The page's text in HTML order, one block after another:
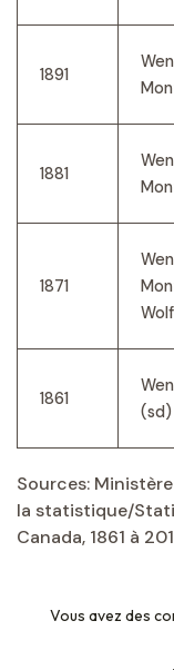
1891
1881
1871
1861
(sd)
Sources:
la statistique/
Canada, 1861 à
Vous avez des